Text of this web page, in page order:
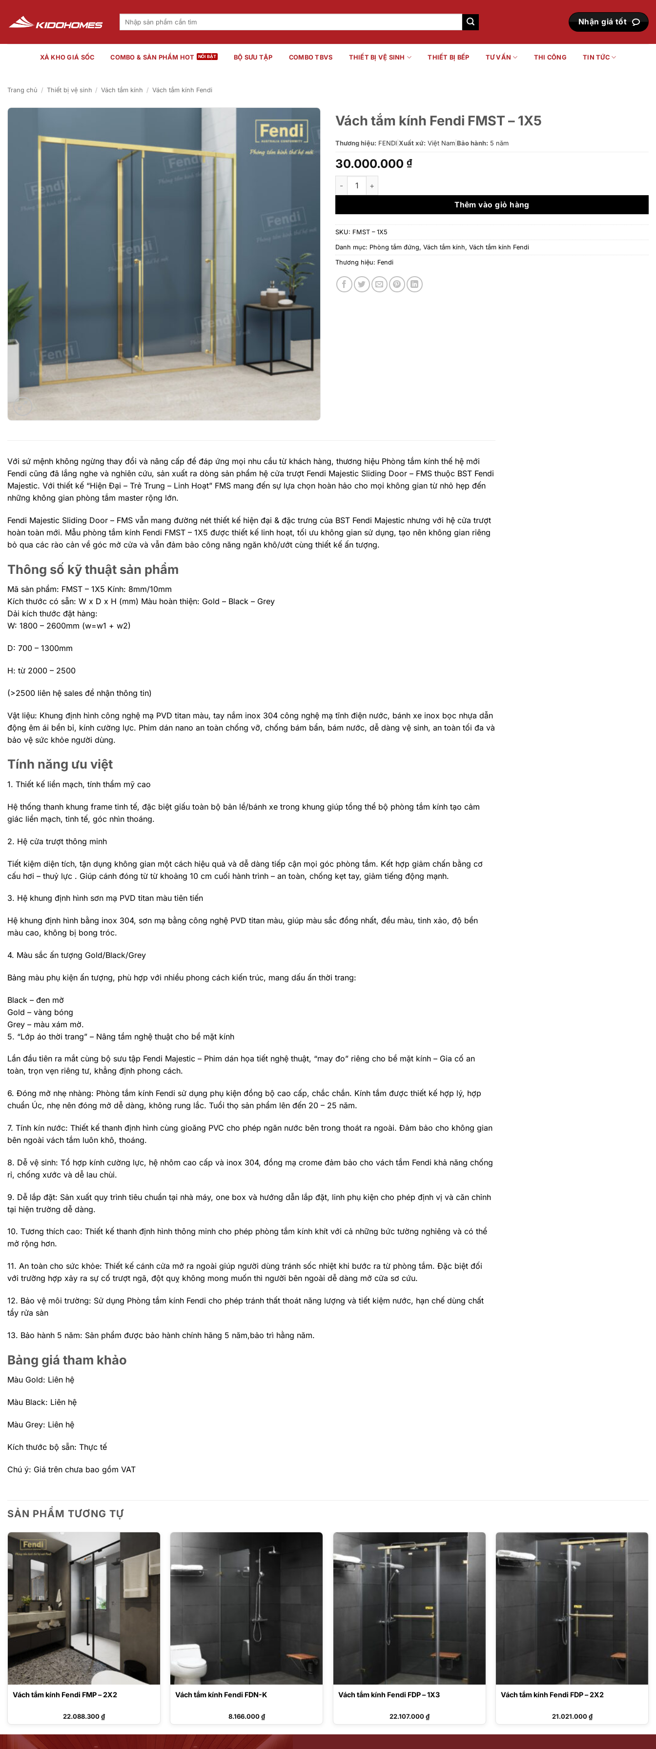
nội
dung
Tìm
Nhận giá tốt
XẢ KHO GIÁ SỐC COMBO & SẢN PHẨM HOT BỘ SƯU TẬP COMBO TBVS THIẾT BỊ VỆ SINH THIẾT BỊ BẾP TƯ VẤN THI CÔNG TIN TỨC
Trang chủ / Thiết bị vệ sinh / Vách tắm kính / Vách tắm kính Fendi
Vách tắm kính Fendi FMST – 1X5
Thương hiệu: FENDI Xuất xứ: Việt Nam Bảo hành: 5 năm
30.000.000 ₫
Vách tắm kính Fendi FMST – 1X5 số lượng
Thêm vào giỏ hàng
SKU: FMST – 1X5
Danh mục: Phòng tắm đứng, Vách tắm kính, Vách tắm kính Fendi
Thương hiệu: Fendi
Với sứ mệnh không ngừng thay đổi và nâng cấp để đáp ứng mọi nhu cầu từ khách hàng, thương hiệu Phòng tắm kính thế hệ mới
Fendi cũng đã lắng nghe và nghiên cứu, sản xuất ra dòng sản phẩm hệ cửa trượt Fendi Majestic Sliding Door – FMS thuộc BST Fendi
Majestic. Với thiết kế “Hiện Đại – Trẻ Trung – Linh Hoạt” FMS mang đến sự lựa chọn hoàn hảo cho mọi không gian từ nhỏ hẹp đến
những không gian phòng tắm master rộng lớn.
Fendi Majestic Sliding Door – FMS vẫn mang đường nét thiết kế hiện đại & đặc trưng của BST Fendi Majestic nhưng với hệ cửa trượt
hoàn toàn mới. Mẫu phòng tắm kính Fendi FMST – 1X5 được thiết kế linh hoạt, tối ưu không gian sử dụng, tạo nên không gian riêng
bỏ qua các rào cản về góc mở cửa và vẫn đảm bảo công năng ngăn khô/ướt cùng thiết kế ấn tượng.
Thông số kỹ thuật sản phẩm
Mã sản phẩm: FMST – 1X5 Kính: 8mm/10mm
Kích thước có sẵn: W x D x H (mm) Màu hoàn thiện: Gold – Black – Grey
Dải kích thước đặt hàng:
W: 1800 – 2600mm (w=w1 + w2)
D: 700 – 1300mm
H: từ 2000 – 2500
(>2500 liên hệ sales để nhận thông tin)
Vật liệu: Khung định hình công nghệ mạ PVD titan màu, tay nắm inox 304 công nghệ mạ tĩnh điện nước, bánh xe inox bọc nhựa dẫn
động êm ái bền bỉ, kính cường lực. Phim dán nano an toàn chống vỡ, chống bám bẩn, bám nước, dễ dàng vệ sinh, an toàn tối đa và
bảo vệ sức khỏe người dùng.
Tính năng ưu việt
1. Thiết kế liền mạch, tính thẩm mỹ cao
Hệ thống thanh khung frame tinh tế, đặc biệt giấu toàn bộ bản lề/bánh xe trong khung giúp tổng thể bộ phòng tắm kính tạo cảm
giác liền mạch, tinh tế, góc nhìn thoáng.
2. Hệ cửa trượt thông minh
Tiết kiệm diện tích, tận dụng không gian một cách hiệu quả và dễ dàng tiếp cận mọi góc phòng tắm. Kết hợp giảm chấn bằng cơ
cấu hơi – thuỷ lực . Giúp cánh đóng từ từ khoảng 10 cm cuối hành trình – an toàn, chống kẹt tay, giảm tiếng động mạnh.
3. Hệ khung định hình sơn mạ PVD titan màu tiên tiến
Hệ khung định hình bằng inox 304, sơn mạ bằng công nghệ PVD titan màu, giúp màu sắc đồng nhất, đều màu, tinh xảo, độ bền
màu cao, không bị bong tróc.
4. Màu sắc ấn tượng Gold/Black/Grey
Bảng màu phụ kiện ấn tượng, phù hợp với nhiều phong cách kiến trúc, mang dấu ấn thời trang:
Black – đen mờ
Gold – vàng bóng
Grey – màu xám mờ.
5. “Lớp áo thời trang” – Nâng tầm nghệ thuật cho bề mặt kính
Lần đầu tiên ra mắt cùng bộ sưu tập Fendi Majestic – Phim dán họa tiết nghệ thuật, “may đo” riêng cho bề mặt kính – Gia cố an
toàn, trọn vẹn riêng tư, khẳng định phong cách.
6. Đóng mở nhẹ nhàng: Phòng tắm kính Fendi sử dụng phụ kiện đồng bộ cao cấp, chắc chắn. Kính tắm được thiết kế hợp lý, hợp
chuẩn Úc, nhẹ nên đóng mở dễ dàng, không rung lắc. Tuổi thọ sản phẩm lên đến 20 – 25 năm.
7. Tính kín nước: Thiết kế thanh định hình cùng gioăng PVC cho phép ngăn nước bên trong thoát ra ngoài. Đảm bảo cho không gian
bên ngoài vách tắm luôn khô, thoáng.
8. Dễ vệ sinh: Tổ hợp kính cường lực, hệ nhôm cao cấp và inox 304, đồng mạ crome đảm bảo cho vách tắm Fendi khả năng chống
rỉ, chống xước và dễ lau chùi.
9. Dễ lắp đặt: Sản xuất quy trình tiêu chuẩn tại nhà máy, one box và hướng dẫn lắp đặt, linh phụ kiện cho phép định vị và căn chỉnh
tại hiện trường dễ dàng.
10. Tương thích cao: Thiết kế thanh định hình thông minh cho phép phòng tắm kính khít với cả những bức tường nghiêng và có thể
mở rộng hơn.
11. An toàn cho sức khỏe: Thiết kế cánh cửa mở ra ngoài giúp người dùng tránh sốc nhiệt khi bước ra từ phòng tắm. Đặc biệt đối
với trường hợp xảy ra sự cố trượt ngã, đột quỵ không mong muốn thì người bên ngoài dễ dàng mở cửa sơ cứu.
12. Bảo vệ môi trường: Sử dụng Phòng tắm kính Fendi cho phép tránh thất thoát năng lượng và tiết kiệm nước, hạn chế dùng chất
tẩy rửa sàn
13. Bảo hành 5 năm: Sản phẩm được bảo hành chính hãng 5 năm,bảo trì hằng năm.
Bảng giá tham khảo
Màu Gold: Liên hệ
Màu Black: Liên hệ
Màu Grey: Liên hệ
Kích thước bộ sẵn: Thực tế
Chú ý: Giá trên chưa bao gồm VAT
SẢN PHẨM TƯƠNG TỰ
Vách tắm kính Fendi FMP – 2X2
22.088.300₫
Vách tắm kính Fendi FDN-K
8.166.000₫
Vách tắm kính Fendi FDP – 1X3
22.107.000₫
Vách tắm kính Fendi FDP – 2X2
21.021.000₫